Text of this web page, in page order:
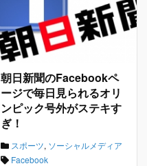
朝日新聞のFacebookペ
ージで毎日見られるオリ
ンピック号外がステキす
ぎ！
スポーツ, ソーシャルメディア
Facebook